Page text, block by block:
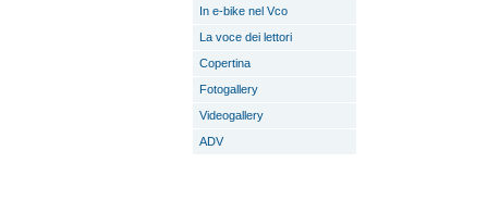
In e-bike nel Vco
La voce dei lettori
Copertina
Fotogallery
Videogallery
ADV